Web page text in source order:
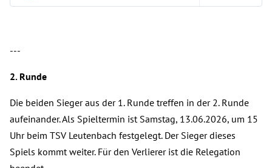
---
2. Runde
Die beiden Sieger aus der 1. Runde treffen in der 2. Runde
aufeinander. Als Spieltermin ist Samstag, 13.06.2026, um 15
Uhr beim TSV Leutenbach festgelegt. Der Sieger dieses
Spiels kommt weiter. Für den Verlierer ist die Relegation